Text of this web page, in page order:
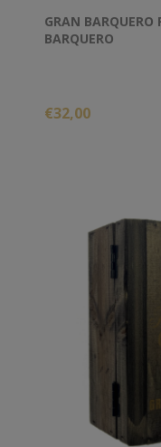
GRAN BARQUERO
BARQUERO
€32,00